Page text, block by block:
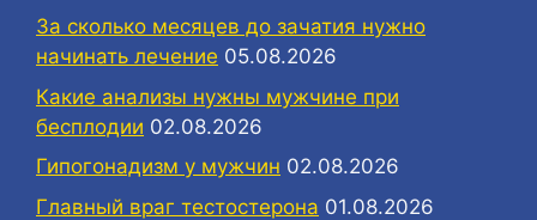
За сколько месяцев до зачатия нужно
начинать лечение 05.08.2026
Какие анализы нужны мужчине при
бесплодии 02.08.2026
Гипогонадизм у мужчин 02.08.2026
Главный враг тестостерона 01.08.2026